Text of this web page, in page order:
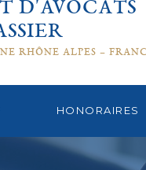
D'AVOCATS
RHÔNE ALPES –
HONORAIRES